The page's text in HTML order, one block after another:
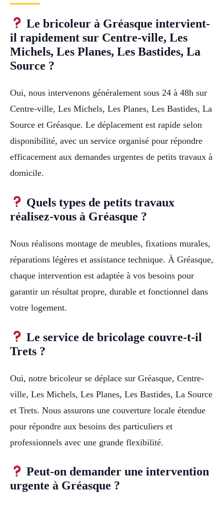
Le bricoleur à Gréasque intervient-
il rapidement sur Centre-ville, Les
Michels, Les Planes, Les Bastides, La
Source ?
Oui, nous intervenons généralement sous 24 à 48h sur
Centre-ville, Les Michels, Les Planes, Les Bastides, La
Source et Gréasque. Le déplacement est rapide selon
disponibilité, avec un service organisé pour répondre
efficacement aux demandes urgentes de petits travaux à
domicile.
Quels types de petits travaux
réalisez-vous à Gréasque ?
Nous réalisons montage de meubles, fixations murales,
réparations légères et assistance technique. À Gréasque,
chaque intervention est adaptée à vos besoins pour
garantir un résultat propre, durable et fonctionnel dans
votre logement.
Le service de bricolage couvre-t-il
Trets ?
Oui, notre bricoleur se déplace sur Gréasque, Centre-
ville, Les Michels, Les Planes, Les Bastides, La Source
et Trets. Nous assurons une couverture locale étendue
pour répondre aux besoins des particuliers et
professionnels avec une grande flexibilité.
Peut-on demander une intervention
urgente à Gréasque ?